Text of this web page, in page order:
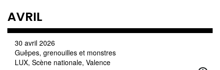
AVRIL
30 avril 2026
Guêpes, grenouilles et monstres
LUX, Scène nationale, Valence